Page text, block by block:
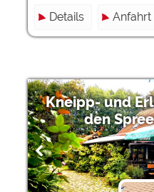
Details Anfahrt
Kneipp- und
den